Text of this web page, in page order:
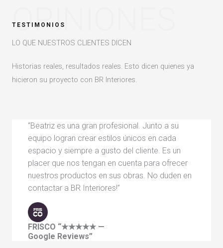
OPINIONES
TESTIMONIOS
LO QUE NUESTROS CLIENTES DICEN
Historias reales, resultados reales. Esto dicen quienes ya
hicieron su proyecto con BR Interiores.
“Beatriz es una gran profesional. Junto a su
equipo logran crear estilos únicos en cada
espacio y siempre a gusto del cliente. Es un
placer que nos tengan en cuenta para ofrecer
nuestros productos en sus obras. No duden en
contactar a BR Interiores!”
FRISCO “★★★★★ —
Google Reviews”